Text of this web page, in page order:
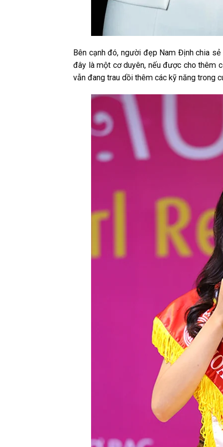
Bên cạnh đó, người đẹp Nam Định chia
đây là một cơ duyên, nếu được cho thêm
vẫn đang trau dồi thêm các kỹ năng trong